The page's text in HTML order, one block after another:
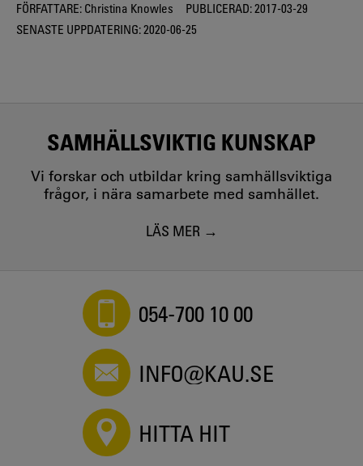
FÖRFATTARE: Christina Knowles PUBLICERAD:2017-03-29
SENASTE UPPDATERING:2020-06-25
SAMHÄLLSVIKTIG KUNSKAP
Vi forskar och utbildar kring samhällsviktiga
frågor, i nära samarbete med samhället.
LÄS MER
054-700 10 00
INFO@KAU.SE
HITTA HIT